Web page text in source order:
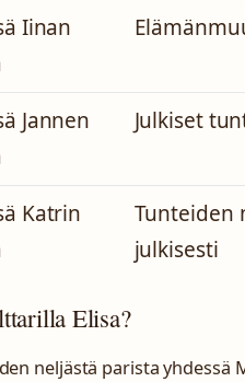
Iinan
Jannen
Julkiset
Katrin
Tunteiden
julkisesti
Elisa?
neljästä parista yhdessä